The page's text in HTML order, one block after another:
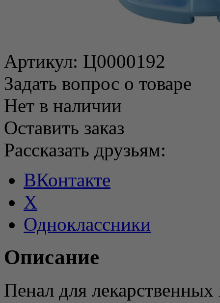
Артикул: Ц0000192
Задать вопрос о товаре
Нет в наличии
Оставить заказ
Рассказать друзьям:
ВКонтакте
X
Одноклассники
Описание
Пенал для